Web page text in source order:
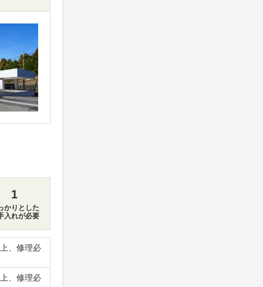
1
かりとした
入れが必要
、修理必
、修理必